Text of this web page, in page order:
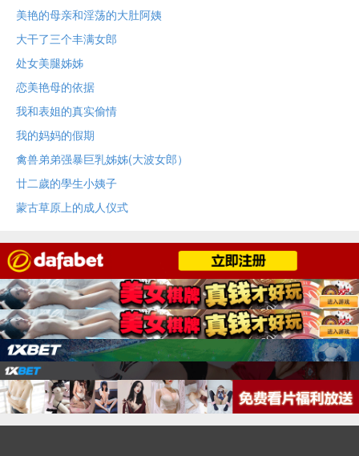
美艳的母亲和淫荡的大肚阿姨
大干了三个丰满女郎
处女美腿姊姊
恋美艳母的依据
我和表姐的真实偷情
我的妈妈的假期
禽兽弟弟强暴巨乳姊姊(大波女郎）
廿二歲的學生小姨子
蒙古草原上的成人仪式